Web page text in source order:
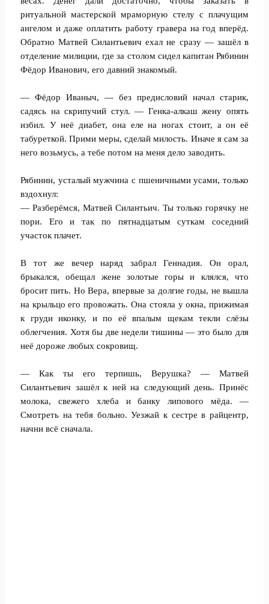
ритуальной мастерской мраморную стелу с плачущим
ангелом и даже оплатить работу гравера на год вперёд.
Обратно Матвей Силантьевич ехал не сразу — зашёл в
отделение милиции, где за столом сидел капитан Рябинин
Фёдор Иванович, его давний знакомый.
— Фёдор Иваныч, — без предисловий начал старик,
садясь на скрипучий стул. — Генка-алкаш жену опять
избил. У неё диабет, она еле на ногах стоит, а он её
табуреткой. Прими меры, сделай милость. Иначе я сам за
него возьмусь, а тебе потом на меня дело заводить.
Рябинин, усталый мужчина с пшеничными усами, только
вздохнул:
— Разберёмся, Матвей Силантьич. Ты только горячку не
пори. Его и так по пятнадцатым суткам соседний
участок плачет.
В тот же вечер наряд забрал Геннадия. Он орал,
брыкался, обещал жене золотые горы и клялся, что
бросит пить. Но Вера, впервые за долгие годы, не вышла
на крыльцо его провожать. Она стояла у окна, прижимая
к груди иконку, и по её впалым щекам текли слёзы
облегчения. Хотя бы две недели тишины — это было для
неё дороже любых сокровищ.
— Как ты его терпишь, Верушка? — Матвей
Силантьевич зашёл к ней на следующий день. Принёс
молока, свежего хлеба и банку липового мёда. —
Смотреть на тебя больно. Уезжай к сестре в райцентр,
начни всё сначала.